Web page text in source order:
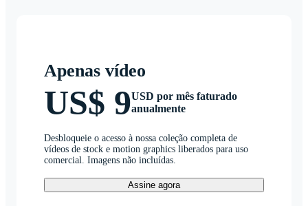
Apenas vídeo
US$ 9USD por mês faturado
anualmente
Desbloqueie o acesso à nossa coleção completa de
vídeos de stock e motion graphics liberados para uso
comercial. Imagens não incluídas.
Assine agora